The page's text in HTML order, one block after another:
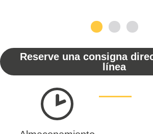
Reserve una consigna
línea